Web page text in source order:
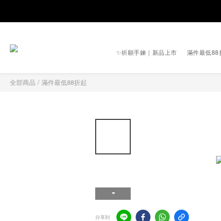
✨祈願手鍊｜新品上市 滿件最低88
全部商品 / 滿件最低88折起
分享到